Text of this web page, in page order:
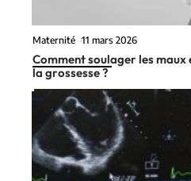
Maternité 11 mars 2026
Comment soulager les
la grossesse ?